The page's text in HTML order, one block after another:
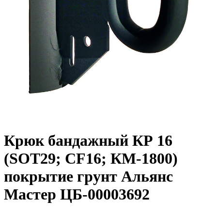
Крюк бандажный КР 16
(SOT29; CF16; КМ-1800)
покрытие грунт Альянс
Мастер ЦБ-00003692